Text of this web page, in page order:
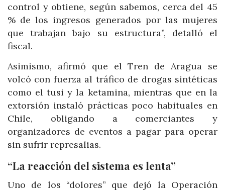
control y obtiene, según sabemos, cerca del 45
% de los ingresos generados por las mujeres
que trabajan bajo su estructura”, detalló el
fiscal.
Asimismo, afirmó que el Tren de Aragua se
volcó con fuerza al tráfico de drogas sintéticas
como el tusi y la ketamina, mientras que en la
extorsión instaló prácticas poco habituales en
Chile, obligando a comerciantes y
organizadores de eventos a pagar para operar
sin sufrir represalias.
“La reacción del sistema es lenta”
Uno de los “dolores” que dejó la Operación